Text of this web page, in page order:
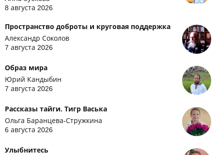
8 августа 2026
Пространство доброты и круговая поддержка
Александр Соколов
7 августа 2026
Образ мира
Юрий Кандыбин
7 августа 2026
Рассказы тайги. Тигр Васька
Ольга Баранцева-Стружкина
6 августа 2026
Улыбнитесь